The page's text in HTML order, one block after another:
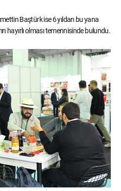
Baştürk ise 6 yıldan bu yana
hayırlı olması temennisinde bulundu.